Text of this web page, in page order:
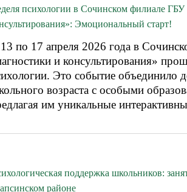
психологии в Сочинском филиале
Эмоциональный старт!
по 17 апреля 2026 года в
и консультирования»
Это событие объединило
возраста с особыми
им уникальные
поддержка школьников:
районе